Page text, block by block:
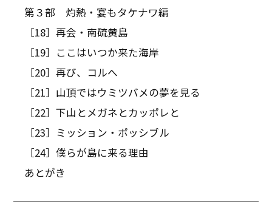
第３部 灼熱・宴もタケナワ編
［18］再会・南硫黄島
［19］ここはいつか来た海岸
［20］再び、コルへ
［21］山頂ではウミツバメの夢を見る
［22］下山とメガネとカッポレと
［23］ミッション・ポッシブル
［24］僕らが島に来る理由
あとがき